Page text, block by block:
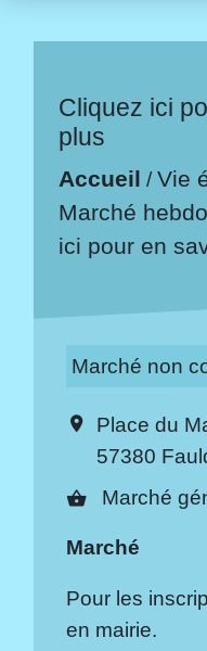
Cliquez ici
plus
Accueil /Vie
Marché
ici pour en
Marché non
location_on
Place du
57380
shopping_basket Marché
Marché
Pour les
en mairie.